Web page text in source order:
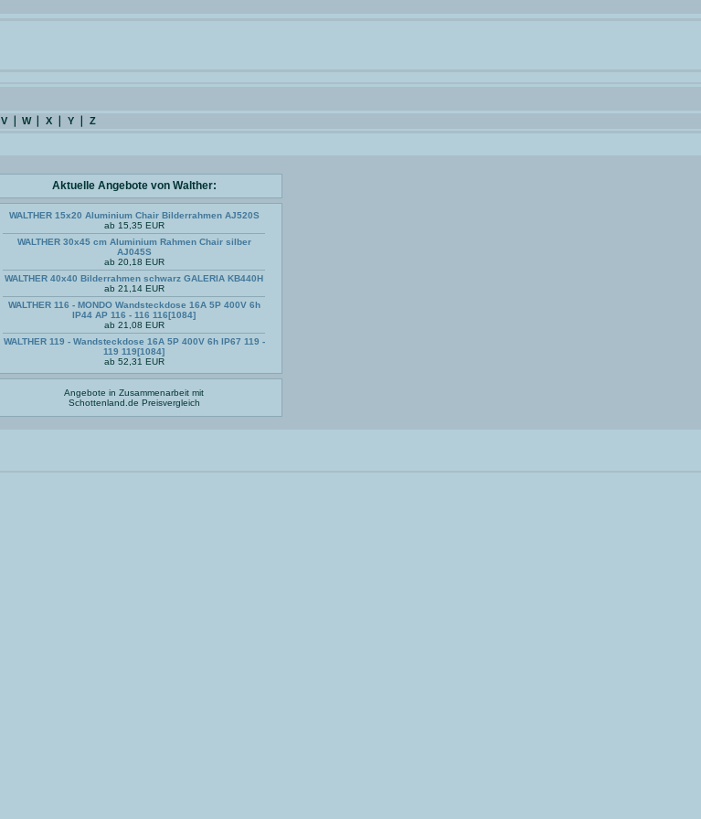
V W X Y Z
Aktuelle Angebote von Walther:
WALTHER 15x20 Aluminium Chair Bilderrahmen AJ520S
ab 15,35 EUR
WALTHER 30x45 cm Aluminium Rahmen Chair silber
AJ045S
ab 20,18 EUR
WALTHER 40x40 Bilderrahmen schwarz GALERIA KB440H
ab 21,14 EUR
WALTHER 116 - MONDO Wandsteckdose 16A 5P 400V 6h
IP44 AP 116 - 116 116[1084]
ab 21,08 EUR
WALTHER 119 - Wandsteckdose 16A 5P 400V 6h IP67 119 -
119 119[1084]
ab 52,31 EUR
Angebote in Zusammenarbeit mit
Schottenland.de Preisvergleich